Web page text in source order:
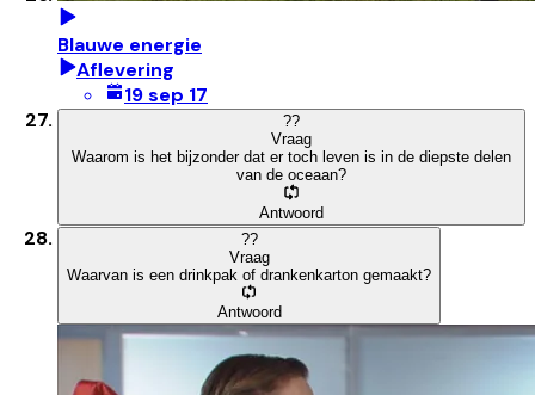
Blauwe energie
Aflevering
19 sep 17
??
Vraag
Waarom is het bijzonder dat er toch leven is in de diepste delen
van de oceaan?
Antwoord
??
Vraag
Waarvan is een drinkpak of drankenkarton gemaakt?
Antwoord